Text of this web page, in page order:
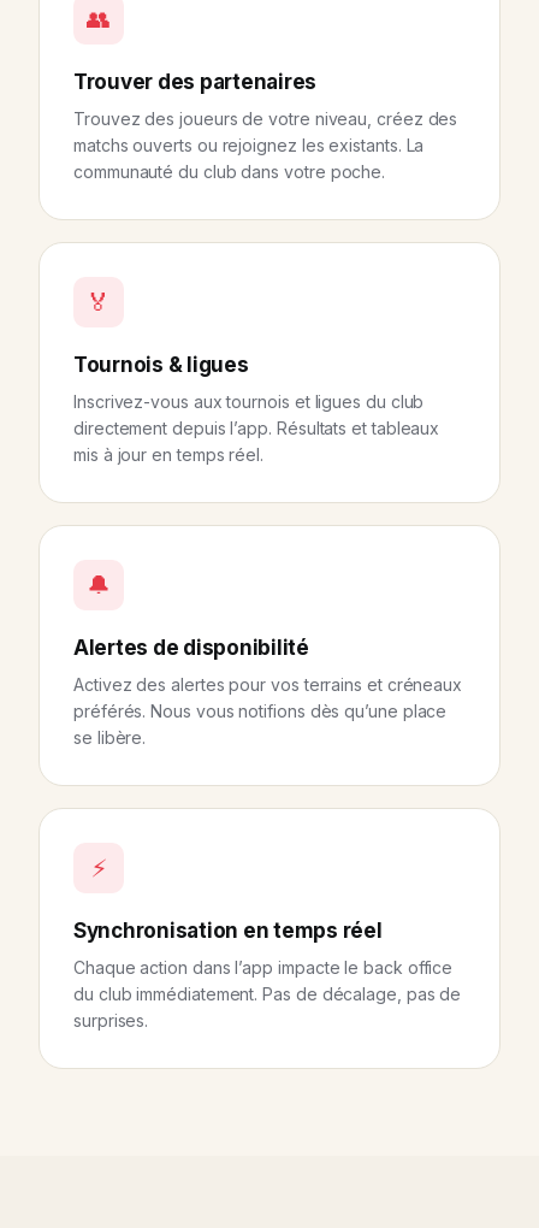
👥
Trouver des partenaires
Trouvez des joueurs de votre niveau, créez des
matchs ouverts ou rejoignez les existants. La
communauté du club dans votre poche.
🏅
Tournois & ligues
Inscrivez-vous aux tournois et ligues du club
directement depuis l’app. Résultats et tableaux
mis à jour en temps réel.
🔔
Alertes de disponibilité
Activez des alertes pour vos terrains et créneaux
préférés. Nous vous notifions dès qu’une place
se libère.
⚡
Synchronisation en temps réel
Chaque action dans l’app impacte le back office
du club immédiatement. Pas de décalage, pas de
surprises.